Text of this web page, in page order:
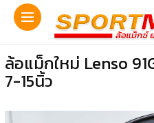
ล้อแม็กใหม่ Lenso
7-15นิ้ว